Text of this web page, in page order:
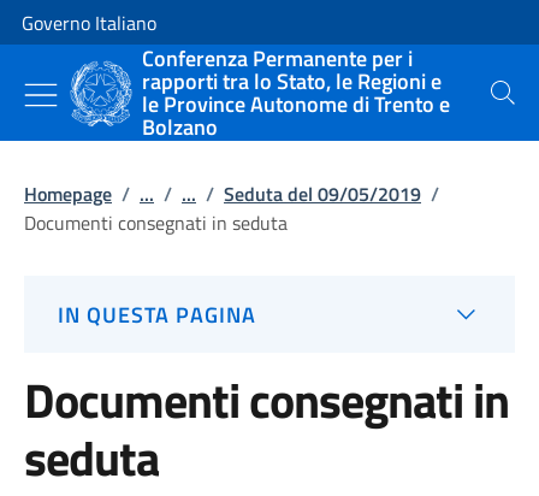
Vai al contenuto
Vai alla navigazione del sito
Governo Italiano
Conferenza Permanente per i
rapporti tra lo Stato, le Regioni e
le Province Autonome di Trento e
Bolzano
Cerca
Homepage / ... / ... / Seduta del 09/05/2019 /
Documenti consegnati in seduta
IN QUESTA PAGINA
Documenti consegnati in
seduta